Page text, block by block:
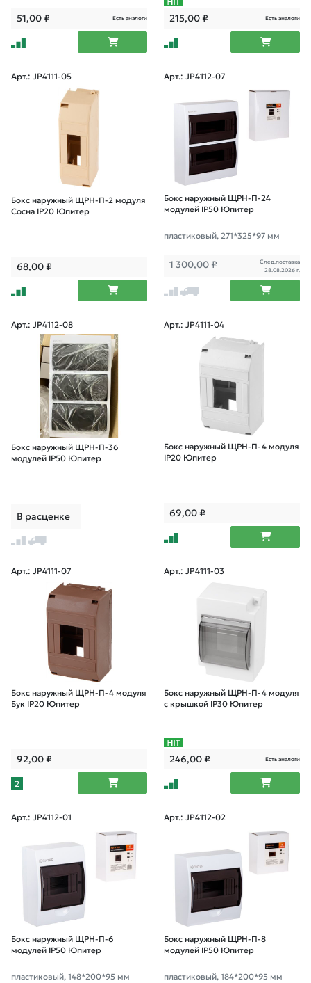
51,00₽ Есть аналоги 215,00₽ Есть аналоги
Арт.: JP4111-05
Бокс наружный ЩРН-П-2 модуля
Сосна IP20 Юпитер
68,00₽
Арт.: JP4112-07
Бокс наружный ЩРН-П-24
модулей IP50 Юпитер
пластиковый, 271*325*97 мм
1 300,00 ₽
След.поставка
28.08.2026 г.
Арт.: JP4112-08
Бокс наружный ЩРН-П-36
модулей IP50 Юпитер
В расценке
Арт.: JP4111-04
Бокс наружный ЩРН-П-4 модуля
IP20 Юпитер
69,00₽
Арт.: JP4111-07
Бокс наружный ЩРН-П-4 модуля
Бук IP20 Юпитер
92,00₽
2
Арт.: JP4111-03
Бокс наружный ЩРН-П-4 модуля
с крышкой IP30 Юпитер
246,00₽ Есть аналоги
Арт.: JP4112-01
Бокс наружный ЩРН-П-6
модулей IP50 Юпитер
пластиковый, 148*200*95 мм
Арт.: JP4112-02
Бокс наружный ЩРН-П-8
модулей IP50 Юпитер
пластиковый, 184*200*95 мм